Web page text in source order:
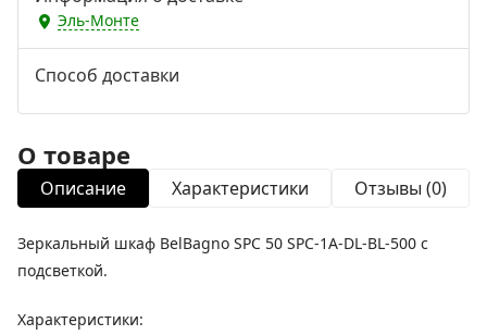
Эль-Монте
Способ доставки
О товаре
Описание Характеристики Отзывы (0)
Зеркальный шкаф BelBagno SPC 50 SPC-1A-DL-BL-500 с
подсветкой.
Характеристики: